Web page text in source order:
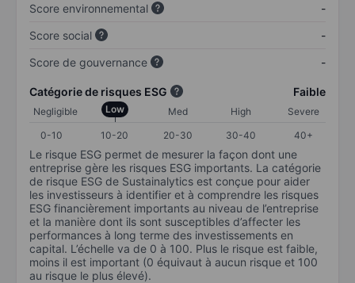
Score environnemental
-
Score social
-
Score de gouvernance
-
Catégorie de risques ESG Faible
Negligible Low Med High
Severe
0-10
10-20 20-30 30-40 40+
Le risque ESG permet de mesurer la façon dont une
entreprise gère les risques ESG importants. La catégorie
de risque ESG de Sustainalytics est conçue pour aider
les investisseurs à identifier et à comprendre les risques
ESG financièrement importants au niveau de l’entreprise
et la manière dont ils sont susceptibles d’affecter les
performances à long terme des investissements en
capital. L’échelle va de 0 à 100. Plus le risque est faible,
moins il est important (0 équivaut à aucun risque et 100
au risque le plus élevé).